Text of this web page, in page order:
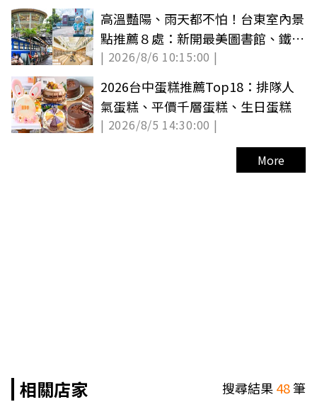
高溫豔陽、雨天都不怕！台東室內景
點推薦８處：新開最美圖書館、鐵路
便當故鄉
| 2026/8/6 10:15:00 |
2026台中蛋糕推薦Top18：排隊人
氣蛋糕、平價千層蛋糕、生日蛋糕
| 2026/8/5 14:30:00 |
More
相關店家 搜尋結果48筆